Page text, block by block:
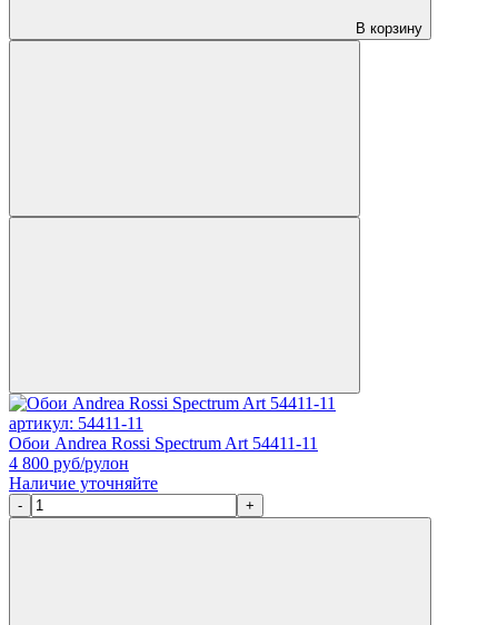
В корзину
артикул: 54411-11
Обои Andrea Rossi Spectrum Art 54411-11
4 800 руб/рулон
Наличие уточняйте
- +